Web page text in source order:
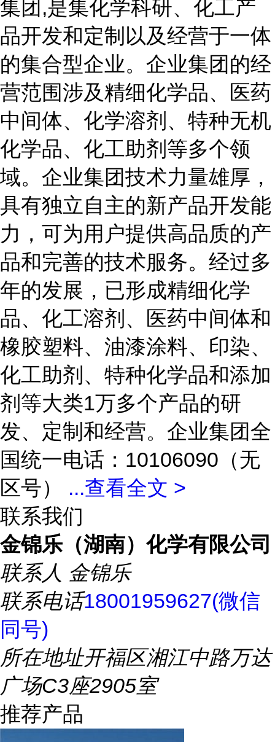
集团,是集化学科研、化工产
品开发和定制以及经营于一体
的集合型企业。企业集团的经
营范围涉及精细化学品、医药
中间体、化学溶剂、特种无机
化学品、化工助剂等多个领
域。企业集团技术力量雄厚，
具有独立自主的新产品开发能
力，可为用户提供高品质的产
品和完善的技术服务。经过多
年的发展，已形成精细化学
品、化工溶剂、医药中间体和
橡胶塑料、油漆涂料、印染、
化工助剂、特种化学品和添加
剂等大类1万多个产品的研
发、定制和经营。企业集团全
国统一电话：10106090（无
区号） ...查看全文 >
联系我们
金锦乐（湖南）化学有限公司
联系人 金锦乐
联系电话18001959627(微信
同号)
所在地址开福区湘江中路万达
广场C3座2905室
推荐产品